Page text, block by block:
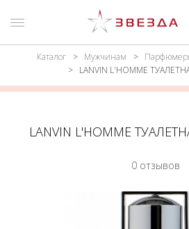
ВОЙТИ
Каталог
МАКИЯЖ
Каталог Мужчинам
LANVIN L'HOMME
LANVIN L'HOMME
0 отзывов